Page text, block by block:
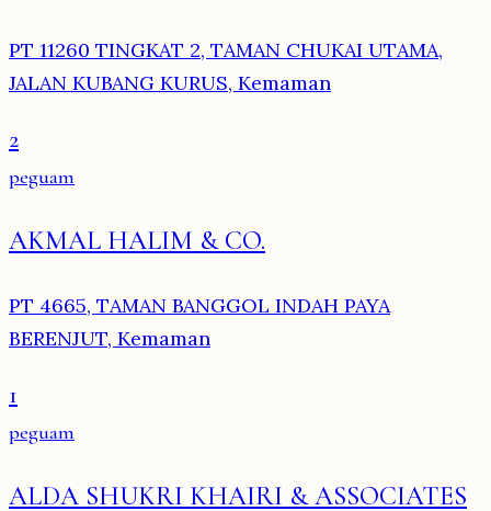
PT 11260 TINGKAT 2, TAMAN CHUKAI UTAMA,
JALAN KUBANG KURUS, Kemaman
2
peguam
AKMAL HALIM & CO.
PT 4665, TAMAN BANGGOL INDAH PAYA
BERENJUT, Kemaman
1
peguam
ALDA SHUKRI KHAIRI & ASSOCIATES